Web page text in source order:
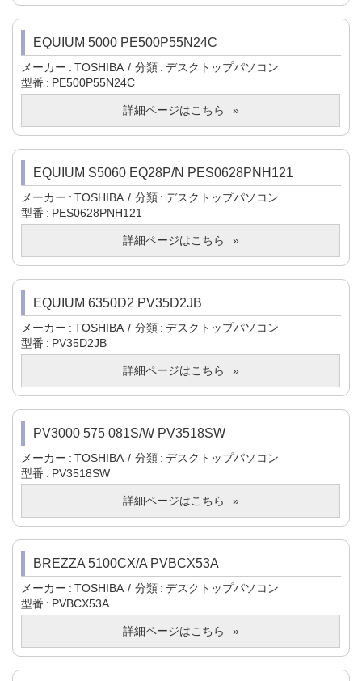
EQUIUM 5000 PE500P55N24C
メーカー TOSHIBA 分類
デスクトップパソコン
型番
PE500P55N24C
詳細ページはこちら
EQUIUM S5060 EQ28P/N PES0628PNH121
メーカー TOSHIBA 分類
デスクトップパソコン
型番
PES0628PNH121
詳細ページはこちら
EQUIUM 6350D2 PV35D2JB
メーカー TOSHIBA 分類
デスクトップパソコン
型番
PV35D2JB
詳細ページはこちら
PV3000 575 081S/W PV3518SW
メーカー TOSHIBA 分類
デスクトップパソコン
型番
PV3518SW
詳細ページはこちら
BREZZA 5100CX/A PVBCX53A
メーカー TOSHIBA 分類
デスクトップパソコン
型番
PVBCX53A
詳細ページはこちら